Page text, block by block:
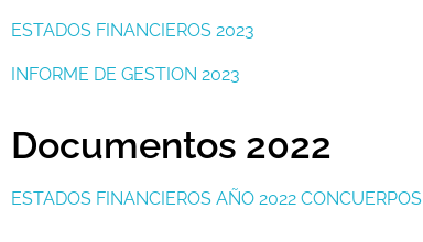
ESTADOS FINANCIEROS 2023
INFORME DE GESTION 2023
Documentos 2022
ESTADOS FINANCIEROS AÑO 2022 CONCUERPOS